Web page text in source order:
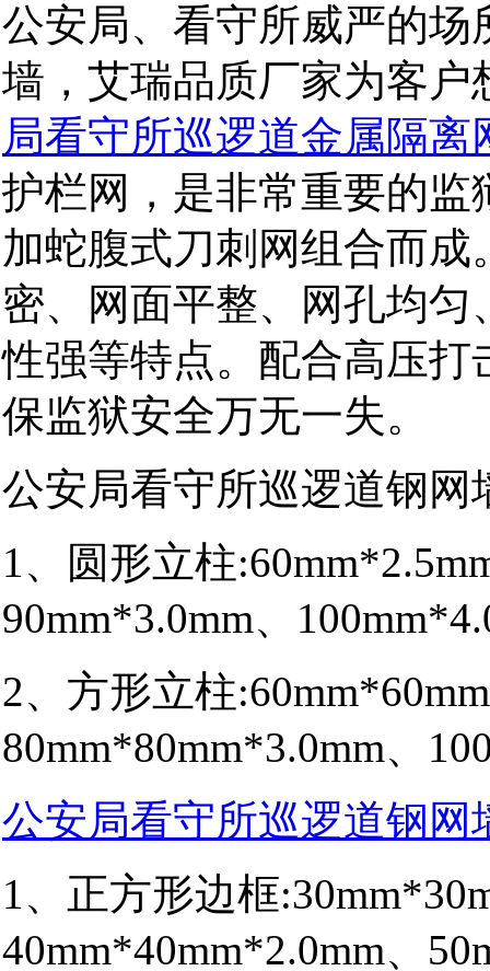
公安局、看守所威严的
墙，艾瑞品质厂家为客
局看守所巡逻道金属隔离
护栏网，是非常重要的
加蛇腹式刀刺网组合而
密、网面平整、网孔均
性强等特点。配合高压
保监狱安全万无一失。
公安局看守所巡逻道钢网
1、圆形立柱
90mm*3.0mm、
2、方形立柱
80mm*80mm*3.0mm、
公安局看守所巡逻道钢网
1、正方形边框
40mm*40mm*2.0mm、